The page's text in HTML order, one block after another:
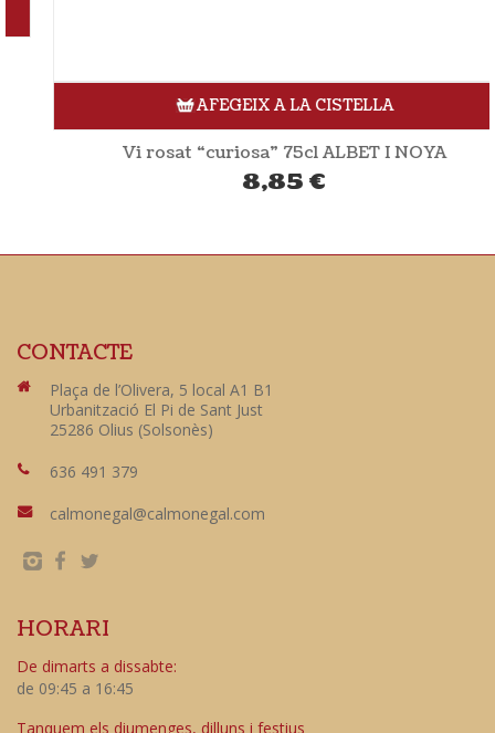
AFEGEIX A LA CISTELLA
Vi rosat “curiosa” 75cl ALBET I NOYA
8,85€
CONTACTE
Plaça de l’Olivera, 5 local A1 B1
Urbanització El Pi de Sant Just
25286 Olius (Solsonès)
636 491 379
calmonegal@calmonegal.com
HORARI
De dimarts a dissabte:
de 09:45 a 16:45
Tanquem els diumenges, dilluns i festius